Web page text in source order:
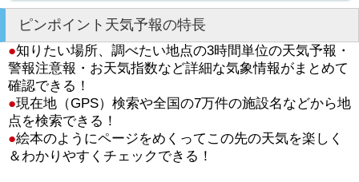
ピンポイント天気予報の特長
●知りたい場所、調べたい地点の3時間単位の天気予報・
警報注意報・お天気指数など詳細な気象情報がまとめて
確認できる！
●現在地（GPS）検索や全国の7万件の施設名などから地
点を検索できる！
●絵本のようにページをめくってこの先の天気を楽しく
＆わかりやすくチェックできる！